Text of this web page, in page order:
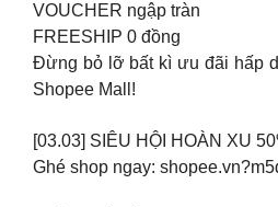
VOUCHER ngập tràn
FREESHIP 0 đồng
Đừng bỏ lỡ bất kì ưu đãi hấp
Shopee Mall!
[03.03] SIÊU HỘI HOÀN XU
Ghé shop ngay: